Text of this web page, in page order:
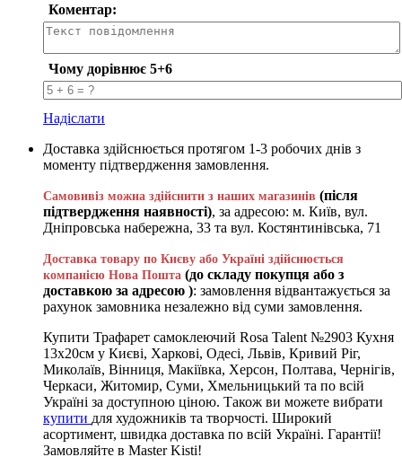
Коментар:
Чому дорівнює 5+6
Надіслати
Доставка здійснюється протягом 1-3 робочих днів з
моменту підтвердження замовлення.
Самовивіз можна здійснити з наших магазинів (після
підтвердження наявності), за адресою: м. Київ, вул.
Дніпровська набережна, 33 та вул. Костянтинівська, 71
Доставка товару по Києву або Україні здійснюється
компанією Нова Пошта (до складу покупця або з
доставкою за адресою ): замовлення відвантажується за
рахунок замовника незалежно від суми замовлення.
Купити Трафарет самоклеючий Rosa Talent №2903 Кухня
13х20см у Києві, Харкові, Одесі, Львів, Кривий Ріг,
Миколаїв, Вінниця, Макіївка, Херсон, Полтава, Чернігів,
Черкаси, Житомир, Суми, Хмельницький та по всій
Україні за доступною ціною. Також ви можете вибрати
купити для художників та творчості. Широкий
асортимент, швидка доставка по всій Україні. Гарантії!
Замовляйте в Master Kisti!